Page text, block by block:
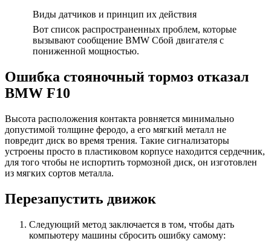
Виды датчиков и принцип их действия
Вот список распространенных проблем, которые
вызывают сообщение BMW Сбой двигателя с
пониженной мощностью.
Ошибка стояночный тормоз отказал
BMW F10
Высота расположения контакта ровняется минимально
допустимой толщине феродо, а его мягкий металл не
повредит диск во время трения. Такие сигнализаторы
устроены просто в пластиковом корпусе находится сердечник,
для того чтобы не испортить тормозной диск, он изготовлен
из мягких сортов металла.
Перезапустить движок
Следующий метод заключается в том, чтобы дать
компьютеру машины сбросить ошибку самому: